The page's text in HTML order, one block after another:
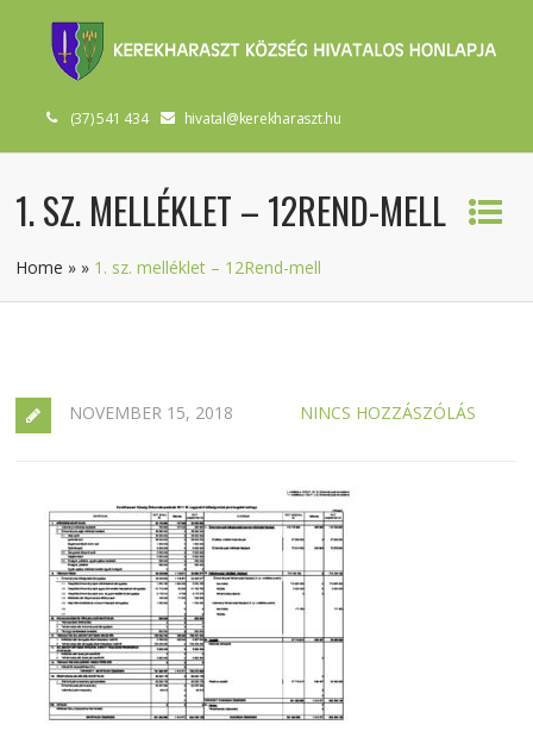
(37) 541 434 hivatal@kerekharaszt.hu
1. SZ. MELLÉKLET – 12REND-MELL
Home » » 1. sz. melléklet – 12Rend-mell
NOVEMBER 15, 2018 NINCS HOZZÁSZÓLÁS